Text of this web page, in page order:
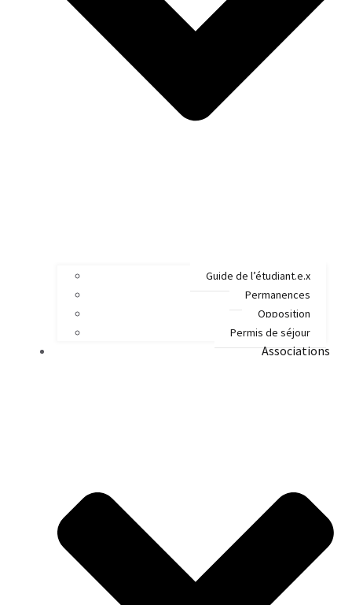
Guide de l’étudiant.e.x
Permanences
Opposition
Permis de séjour
Associations